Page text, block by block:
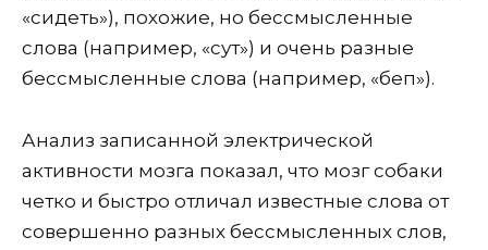
«сидеть»), похожие, но бессмысленные
слова (например, «сут») и очень разные
бессмысленные слова (например, «беп»).
Анализ записанной электрической
активности мозга показал, что мозг собаки
четко и быстро отличал известные слова от
совершенно разных бессмысленных слов,